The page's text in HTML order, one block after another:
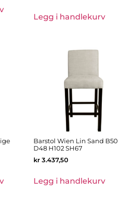
Legg i handlekurv
Barstol Wien Lin Sand B50
D48 H102 SH67
kr 3.437,50
Legg i handlekurv